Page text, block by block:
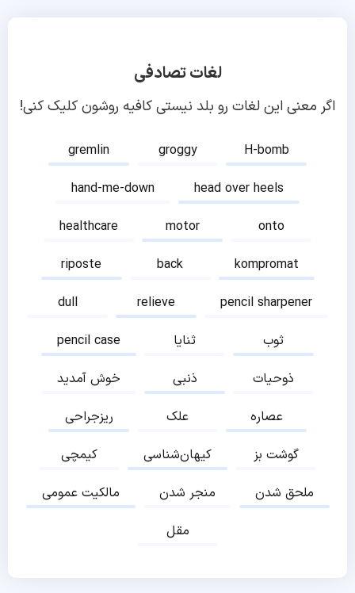
لغات تصادفی
اگر معنی این لغات رو بلد نیستی کافیه روشون کلیک کنی!
gremlin groggy
H-bomb
hand-me-down
head over heels
healthcare
motor
onto
riposte
back
kompromat
dull
relieve
pencil sharpener
pencil case
ثنایا
ثوب
خوش آمدید
ذنبی
ذوحیات
ریزجراحی
علک
عصاره
کیمچی
کیهان‌شناسی
گوشت بز
مالکیت عمومی
منجر شدن
ملحق شدن
مقل